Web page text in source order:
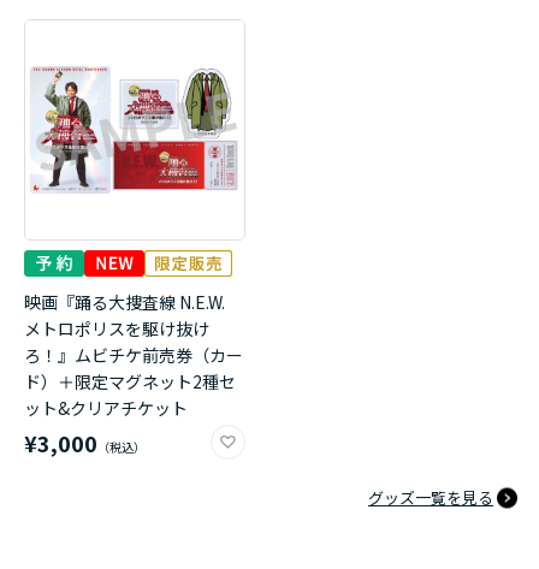
映画『踊る大捜査線 N.E.W.
メトロポリスを駆け抜け
ろ！』ムビチケ前売券（カー
ド）＋限定マグネット2種セ
ット&クリアチケット
¥3,000
グッズ一覧を見る